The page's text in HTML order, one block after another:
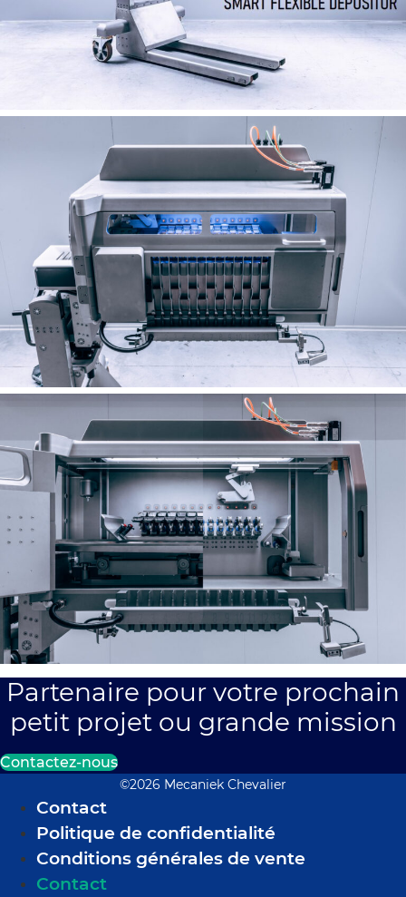
Partenaire pour votre prochain
petit projet ou grande mission
Contactez-nous
©2026 Mecaniek Chevalier
Contact
Politique de confidentialité
Conditions générales de vente
Contact